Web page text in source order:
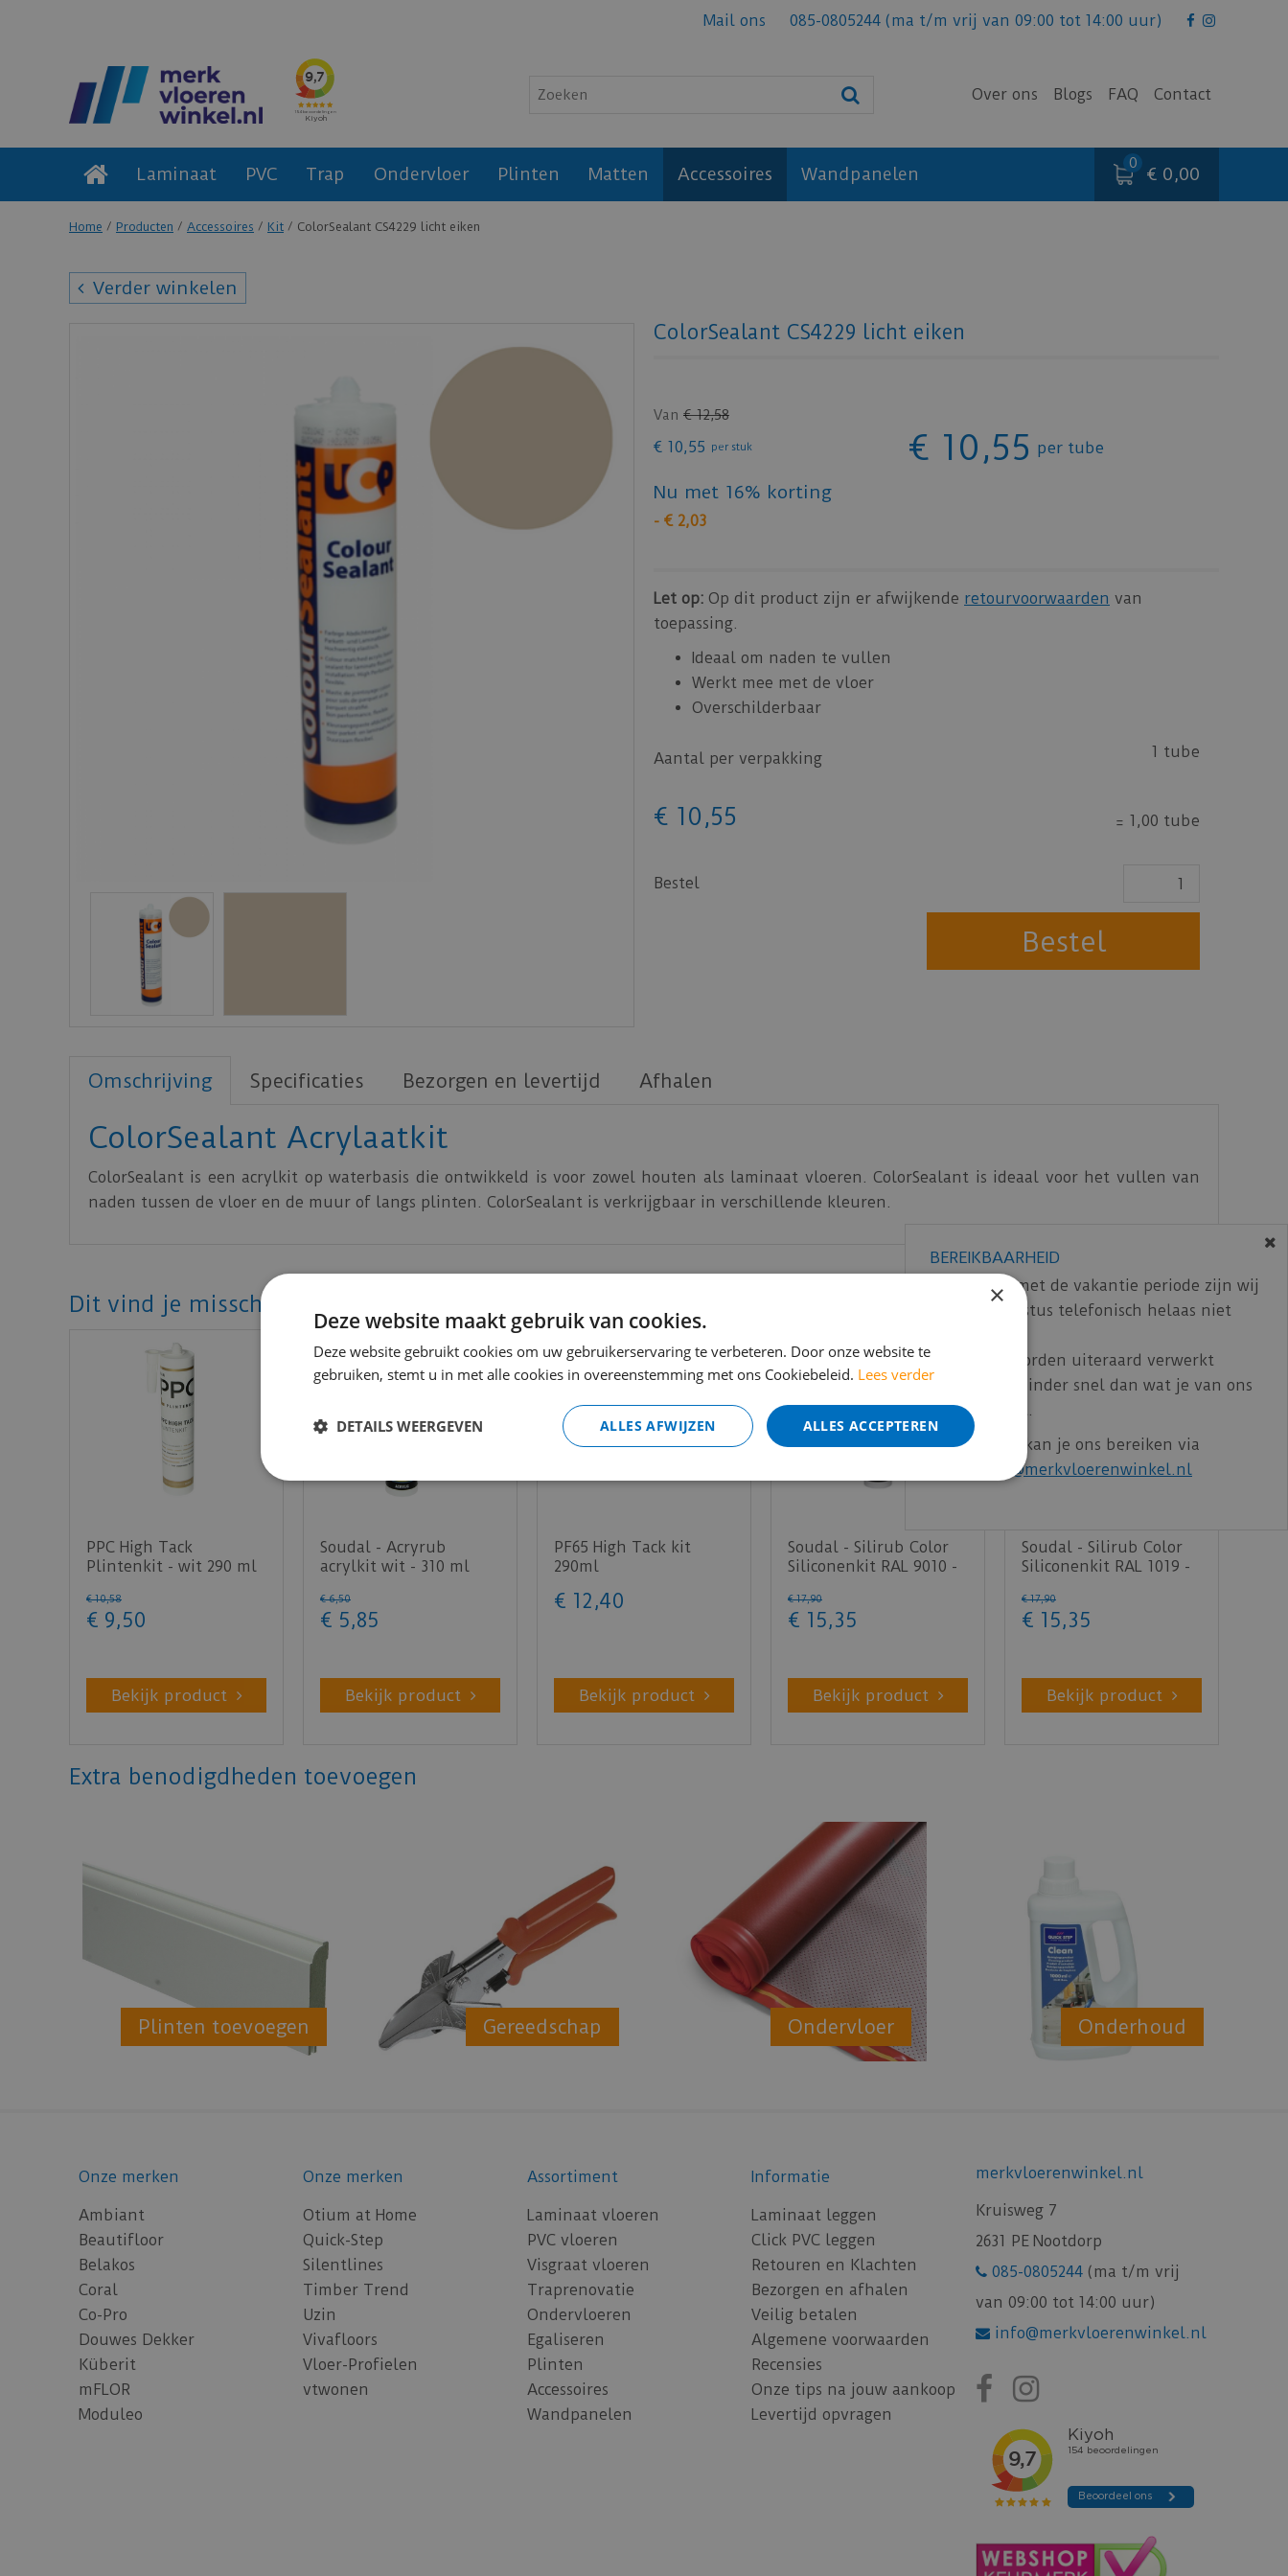
Home Producten Accessoires Kit ColorSealant CS4229 licht eiken
Mail ons 085-0805244 (ma t/m vrij van 09:00 tot 14:00 uur)
Over ons Blogs FAQ Contact
Laminaat PVC Trap Ondervloer Plinten Matten Accessoires Wandpanelen € 0,00
Verder winkelen
ColorSealant CS4229 licht eiken
Van € 12,58
€ 10,55 per stuk € 10,55 per tube
Nu met 16% korting
- € 2,03
Let op: Op dit product zijn er afwijkende retourvoorwaarden van
toepassing.
Ideaal om naden te vullen
Werkt mee met de vloer
Overschilderbaar
Aantal per verpakking 1 tube
€ 10 ,55 = 1,00 tube
Bestel
Omschrijving Specificaties Bezorgen en levertijd Afhalen
ColorSealant Acrylaatkit
ColorSealant is een acrylkit op waterbasis die ontwikkeld is voor zowel houten als laminaat vloeren. ColorSealant is ideaal voor het vullen van
naden tussen de vloer en de muur of langs plinten. ColorSealant is verkrijgbaar in verschillende kleuren.
Dit vind je misschien ook mooi!
PPC High Tack
Plintenkit - wit 290 ml
€ 10,58
€ 9,50
Bekijk product
Soudal - Acryrub
acrylkit wit - 310 ml
€ 6,50
€ 5,85
Bekijk product
PF65 High Tack kit
290ml
€ 12 ,40
Bekijk product
Soudal - Silirub Color
Siliconenkit RAL 9010 -
€ 17,90
€ 15,35
Bekijk product
Soudal - Silirub Color
Siliconenkit RAL 1019 -
€ 17,90
€ 15,35
Bekijk product
Extra benodigdheden toevoegen
Plinten toevoegen Gereedschap Ondervloer Onderhoud
Onze merken
Ambiant
Beautifloor
Belakos
Coral
Co-Pro
Douwes Dekker
Küberit
mFLOR
Moduleo
Onze merken
Otium at Home
Quick-Step
Silentlines
Timber Trend
Uzin
Vivafloors
Vloer-Profielen
vtwonen
Assortiment
Laminaat vloeren
PVC vloeren
Visgraat vloeren
Traprenovatie
Ondervloeren
Egaliseren
Plinten
Accessoires
Wandpanelen
Informatie
Laminaat leggen
Click PVC leggen
Retouren en Klachten
Bezorgen en afhalen
Veilig betalen
Algemene voorwaarden
Recensies
Onze tips na jouw aankoop
Levertijd opvragen
merkvloerenwinkel.nl
Kruisweg 7
2631 PE Nootdorp
085-0805244 (ma t/m vrij
van 09:00 tot 14:00 uur)
info@merkvloerenwinkel.nl
BEREIKBAARHEID
In verband met de vakantie periode zijn wij
t/m 14 augustus telefonisch helaas niet
Bestelling worden uiteraard verwerkt
echter iets minder snel dan wat je van ons
gewend bent.
Voor vragen kan je ons bereiken via
info@merkvloerenwinkel.nl
×
Deze website maakt gebruik van cookies.
Deze website gebruikt cookies om uw gebruikerservaring te verbeteren. Door onze website te
gebruiken, stemt u in met alle cookies in overeenstemming met ons Cookiebeleid. Lees verder
ALLES ACCEPTEREN
ALLES AFWIJZEN
DETAILS WEERGEVEN